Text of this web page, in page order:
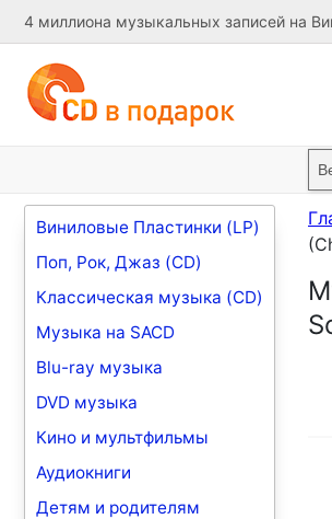
4 миллиона музыкальных записей на
Виниловые Пластинки (LP)
Поп, Рок, Джаз (CD)
Классическая музыка (CD)
Музыка на SACD
Blu-ray музыка
DVD музыка
Кино и мультфильмы
Аудиокниги
Детям и родителям